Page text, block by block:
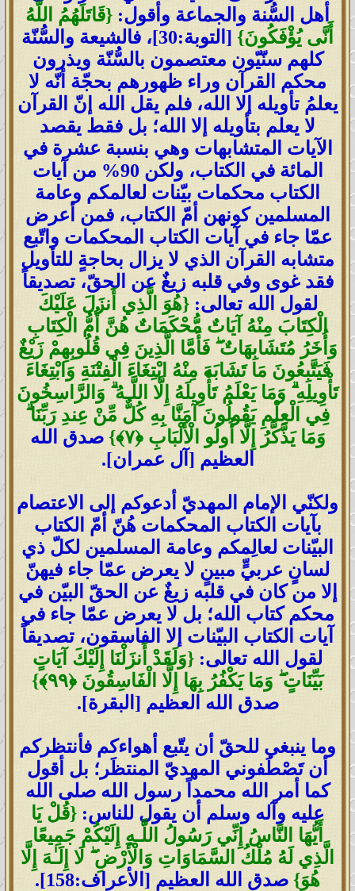
أهل السُّنة والجماعة وأقول: {قَاتَلَهُمُ اللَّهُ
أَنَّى يُؤْفَكُونَ}
[التوبة:30]، فالشيعة والسُّنّة
كلهم سنّيّون معتصمون بالسُّنّة ويذرون
محكم القرآن وراء ظهورهم بحجّة أنّه لا
يعلمُ تأويله إلا الله، فلم يقل الله إنّ القرآن
لا يعلم بتأويله إلا الله؛ بل فقط يقصد
الآيات المتشابهات وهي بنسبة عشرة في
المائة في الكتاب، ولكن 90% من آيات
الكتاب محكمات بيّنات لعالمكم وعامة
المسلمين كونهن أمّ الكتاب، فمن أعرض
عمّا جاء في آيات الكتاب المحكمات واتّبع
متشابه القرآن الذي لا يزال بحاجةٍ للتأويل
فقد غوى وفي قلبه زيغٌ عن الحقّ، تصديقاً
لقول الله تعالى:{هُوَ الَّذِي أَنزَلَ عَلَيْكَ
الْكِتَابَ مِنْهُ آيَاتٌ مُّحْكَمَاتٌ هُنَّ أُمُّ الْكِتَابِ
وَأُخَرُ مُتَشَابِهَاتٌۖ فَأَمَّا الَّذِينَ فِي قُلُوبِهِمْ زَيْغٌ
فَيَتَّبِعُونَ مَا تَشَابَهَ مِنْهُ ابْتِغَاءَ الْفِتْنَةِ وَابْتِغَاءَ
تَأْوِيلِهِۗ وَمَا يَعْلَمُ تَأْوِيلَهُ إِلَّا اللَّـهُۗ وَالرَّاسِخُونَ
فِي الْعِلْمِ يَقُولُونَ آمَنَّا بِهِ كُلٌّ مِّنْ عِندِ رَبِّنَاۗ
وَمَا يَذَّكَّرُ إِلَّا أُولُو الْأَلْبَابِ﴿٧﴾} صدق الله
العظيم [آل عمران].
ولكنّي الإمام المهديّ أدعوكم إلى الاعتصام
بآيات الكتاب المحكمات هُنّ أمّ الكتاب
البيّنات لعالِمكم وعامة المسلمين لكلّ ذي
لسانٍ عربيٍّ مبينٍ لا يعرض عمّا جاء فيهنّ
إلا من كان في قلبه زيغٌ عن الحقّ البيّن في
محكم كتاب الله؛ بل لا يعرض عمّا جاء في
آيات الكتاب البيّنات إلا الفاسقون، تصديقاً
لقول الله تعالى: {وَلَقَدْ أَنزَلْنَا إِلَيْكَ آيَاتٍ
بَيِّنَاتٍۖ وَمَا يَكْفُرُ بِهَا إِلَّا الْفَاسِقُونَ ﴿٩٩﴾}
صدق الله العظيم [البقرة].
وما ينبغي للحقّ أن يتّبع أهواءكم فأنتظركم
أن تَصْطَفوني المهديّ المنتظَر؛ بل أقول
كما أمر الله محمداً رسول الله صلى الله
عليه وآله وسلم أن يقول للناس: {قُلْ يَا
أَيُّهَا النَّاسُ إِنِّي رَسُولُ اللَّـهِ إِلَيْكُمْ جَمِيعًا
الَّذِي لَهُ مُلْكُ السَّمَاوَاتِ وَالْأَرْضِۖ لَا إِلَـٰهَ إِلَّا
هُوَ} صدق الله العظيم [الأعراف:158].